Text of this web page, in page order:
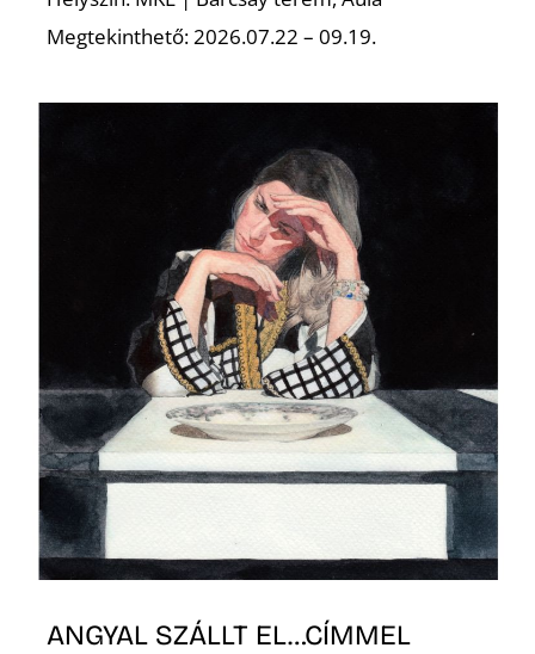
Megtekinthető: 2026.07.22 – 09.19.
ANGYAL SZÁLLT EL…CÍMMEL